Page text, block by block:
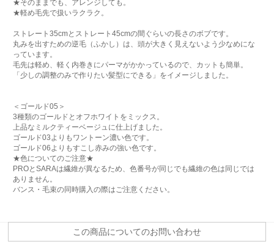
★そのままでも、アレンジしても。
★軽め毛先で扱いラクラク。
ストレート35cmとストレート45cmの間ぐらいの長さのボブです。
丸みを出すための逆毛（ふかし）は、頭が大きく見えないよう少なめにな
っています。
毛先は軽め、軽く内巻きにパーマがかかっているので、カットも簡単。
「少しの調整のみで作りたい髪型にできる」をイメージしました。
＜ゴールド05＞
3種類のゴールドとオフホワイトをミックス。
上品なミルクティーベージュに仕上げました。
ゴールド03よりもワントーン濃い色です。
ゴールド06よりもすこし赤みの強い色です。
★色についてのご注意★
PROとSARAは繊維が異なるため、色番号が同じでも繊維の色は同じでは
ありません。
バンス・毛束の同時購入の際はご注意ください。
この商品についてのお問い合わせ